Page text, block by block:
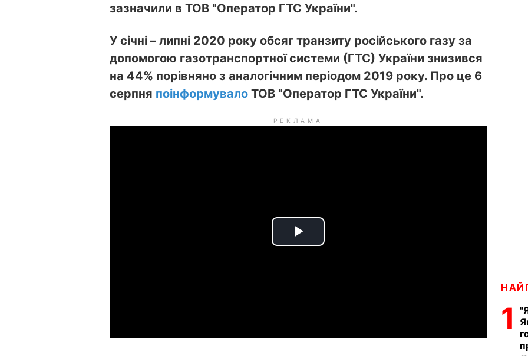
зазначили в ТОВ "Оператор ГТС України".
У січні – липні 2020 року обсяг транзиту російського газу за
допомогою газотранспортної системи (ГТС) України знизився
на 44% порівняно з аналогічним періодом 2019 року. Про це 6
серпня поінформувало ТОВ "Оператор ГТС України".
РЕКЛАМА
P
1